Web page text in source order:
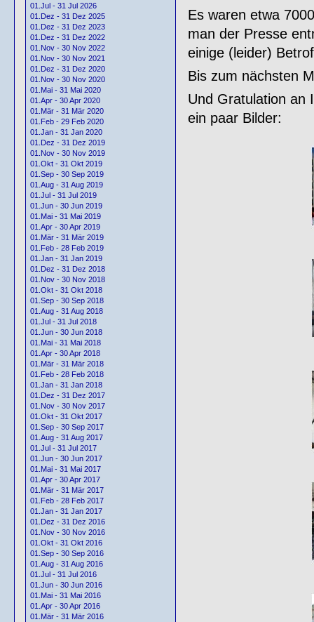
01.Jul - 31 Jul 2026
01.Dez - 31 Dez 2025
01.Dez - 31 Dez 2023
01.Dez - 31 Dez 2022
01.Nov - 30 Nov 2022
01.Nov - 30 Nov 2021
01.Dez - 31 Dez 2020
01.Nov - 30 Nov 2020
01.Mai - 31 Mai 2020
01.Apr - 30 Apr 2020
01.Mär - 31 Mär 2020
01.Feb - 29 Feb 2020
01.Jan - 31 Jan 2020
01.Dez - 31 Dez 2019
01.Nov - 30 Nov 2019
01.Okt - 31 Okt 2019
01.Sep - 30 Sep 2019
01.Aug - 31 Aug 2019
01.Jul - 31 Jul 2019
01.Jun - 30 Jun 2019
01.Mai - 31 Mai 2019
01.Apr - 30 Apr 2019
01.Mär - 31 Mär 2019
01.Feb - 28 Feb 2019
01.Jan - 31 Jan 2019
01.Dez - 31 Dez 2018
01.Nov - 30 Nov 2018
01.Okt - 31 Okt 2018
01.Sep - 30 Sep 2018
01.Aug - 31 Aug 2018
01.Jul - 31 Jul 2018
01.Jun - 30 Jun 2018
01.Mai - 31 Mai 2018
01.Apr - 30 Apr 2018
01.Mär - 31 Mär 2018
01.Feb - 28 Feb 2018
01.Jan - 31 Jan 2018
01.Dez - 31 Dez 2017
01.Nov - 30 Nov 2017
01.Okt - 31 Okt 2017
01.Sep - 30 Sep 2017
01.Aug - 31 Aug 2017
01.Jul - 31 Jul 2017
01.Jun - 30 Jun 2017
01.Mai - 31 Mai 2017
01.Apr - 30 Apr 2017
01.Mär - 31 Mär 2017
01.Feb - 28 Feb 2017
01.Jan - 31 Jan 2017
01.Dez - 31 Dez 2016
01.Nov - 30 Nov 2016
01.Okt - 31 Okt 2016
01.Sep - 30 Sep 2016
01.Aug - 31 Aug 2016
01.Jul - 31 Jul 2016
01.Jun - 30 Jun 2016
01.Mai - 31 Mai 2016
01.Apr - 30 Apr 2016
01.Mär - 31 Mär 2016
Es waren etwa
man der Presse
einige (leider)
Bis zum nächsten
Und Gratulation an
ein paar Bilder: